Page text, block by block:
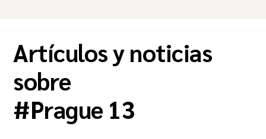
Artículos y noticias
sobre
#Prague 13